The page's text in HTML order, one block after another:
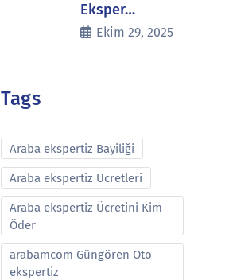
Eksper…
Ekim 29, 2025
Tags
Araba ekspertiz Bayiliği
Araba ekspertiz Ucretleri
Araba ekspertiz Ücretini Kim
Öder
arabamcom Güngören Oto
ekspertiz